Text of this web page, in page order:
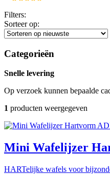
Filters:
Sorteer op:
Categorieën
Snelle levering
Op verzoek kunnen bepaalde
1 producten weergegeven
Mini Wafelijzer
HARTelijke wafels voor